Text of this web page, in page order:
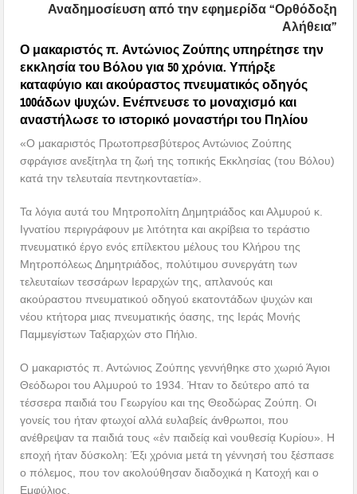
Αναδημοσίευση από την εφημερίδα“Ορθόδοξη
Αλήθεια”
Ο μακαριστός π. Αντώνιος Ζούπης υπηρέτησε την
εκκλησία του Βόλου για 50 χρόνια. Υπήρξε
καταφύγιο και ακούραστος πνευματικός οδηγός
100άδων ψυχών. Ενέπνευσε το μοναχισμό και
αναστήλωσε το ιστορικό μοναστήρι του Πηλίου
«Ο μακαριστός Πρωτοπρεσβύτερος Αντώνιος Ζούπης
σφράγισε ανεξίτηλα τη ζωή της τοπικής Εκκλησίας (του Βόλου)
κατά την τελευταία πεντηκονταετία».
Τα λόγια αυτά του Μητροπολίτη Δημητριάδος και Αλμυρού κ.
Ιγνατίου περιγράφουν με λιτότητα και ακρίβεια το τεράστιο
πνευματικό έργο ενός επίλεκτου μέλους του Κλήρου της
Μητροπόλεως Δημητριάδος, πολύτιμου συνεργάτη των
τελευταίων τεσσάρων Ιεραρχών της, απλανούς και
ακούραστου πνευματικού οδηγού εκατοντάδων ψυχών και
νέου κτήτορα μιας πνευματικής όασης, της Ιεράς Μονής
Παμμεγίστων Ταξιαρχών στο Πήλιο.
Ο μακαριστός π. Αντώνιος Ζούπης γεννήθηκε στο χωριό Άγιοι
Θεόδωροι του Αλμυρού το 1934. Ήταν το δεύτερο από τα
τέσσερα παιδιά του Γεωργίου και της Θεοδώρας Ζούπη. Οι
γονείς του ήταν φτωχοί αλλά ευλαβείς άνθρωποι, που
ανέθρεψαν τα παιδιά τους «ἐν παιδείᾳ καὶ νουθεσίᾳ Κυρίου». Η
εποχή ήταν δύσκολη: Έξι χρόνια μετά τη γέννησή του ξέσπασε
ο πόλεμος, που τον ακολούθησαν διαδοχικά η Κατοχή και ο
Εμφύλιος.